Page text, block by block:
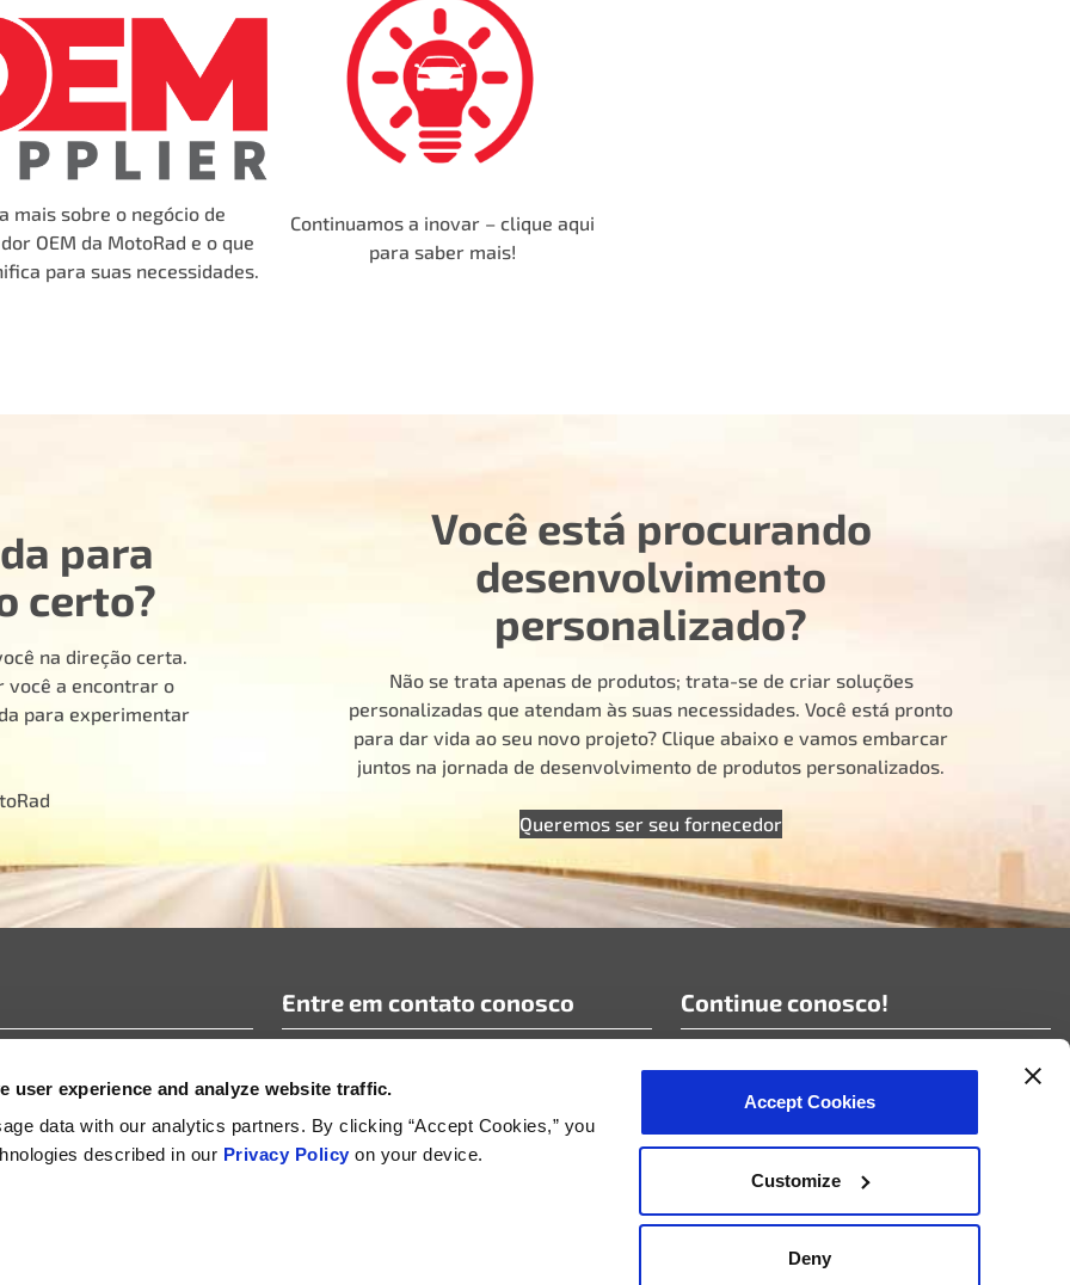
user experience and analyze website traffic.
data with our analytics partners. By clicking “Accept Cookies,” you
described in our Privacy Policyon your device.
Accept Cookies
Customize
Deny
mais sobre o negócio de
OEM da MotoRad e o que
para suas necessidades.
Continuamos a inovar – clique aqui
para saber mais!
para
certo?
na direção certa.
você a encontrar o
para experimentar
Você está procurando
desenvolvimento
personalizado?
Não se trata apenas de produtos; trata-se de criar soluções
personalizadas que atendam às suas necessidades. Você está pronto
para dar vida ao seu novo projeto? Clique abaixo e vamos embarcar
juntos na jornada de desenvolvimento de produtos personalizados.
Queremos ser seu fornecedor
e documentos técnicos
de imprensa
Entre em contato conosco
+1-888-262-4153
Continue conosco!